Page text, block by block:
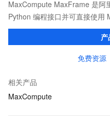
MaxCompute MaxFrame 是阿
Python 编程接口并可直接使用
口，与 MaxCompute
MaxCompute 完整 Python 开
免费资源
相关产品
MaxCompute